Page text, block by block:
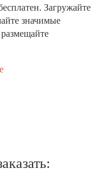
Загружайте
значимые